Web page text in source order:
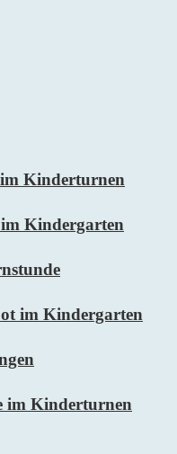
im Kinderturnen
Kindergarten
im Kindergarten
im Kinderturnen